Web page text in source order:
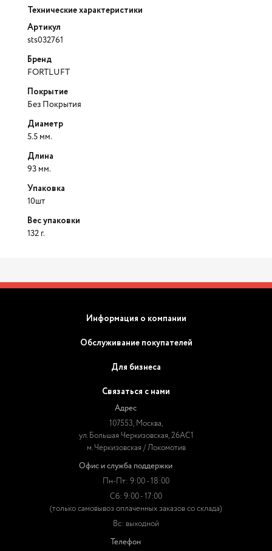
Технические характеристики
Артикул
sts032761
Бренд
FORTLUFT
Покрытие
Без Покрытия
Диаметр
5.5 мм.
Длина
93 мм.
Упаковка
10шт
Вес упаковки
132 г.
Информация о компании
Обслуживание покупателей
Для бизнеса
Связаться с нами
Адрес
107553, Москва,
ул. Большая Черкизовская, 26АС1
м. Черкизовская / Локомотив
Офис и служба поддержки
Пн-Пт: 9:00 - 18:00
Сб: 9:00 - 17:00
(только самовывоз оплаченных заказов со склада)
Вс: выходной
Телефон